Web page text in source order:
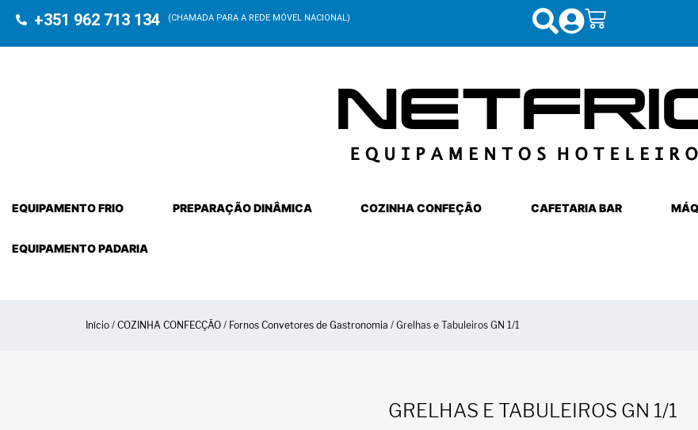
+351 962 713 134 (CHAMADA PARA A REDE MÓVEL NACIONAL)
EQUIPAMENTO FRIO PREPARAÇÃO DINÂMICA COZINHA CONFEÇÃO CAFETARIA BAR
EQUIPAMENTO PADARIA
Início/ COZINHA CONFECÇÃO/ Fornos Convetores de Gastronomia / Grelhas e Tabuleiros GN 1/1
GRELHAS E TABULEIROS GN 1/1